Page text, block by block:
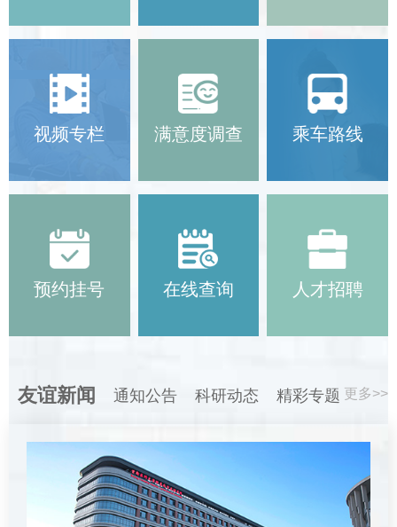
视频专栏 满意度调查 乘车路线
预约挂号 在线查询 人才招聘
友谊新闻 更多>>
通知公告 科研动态 精彩专题